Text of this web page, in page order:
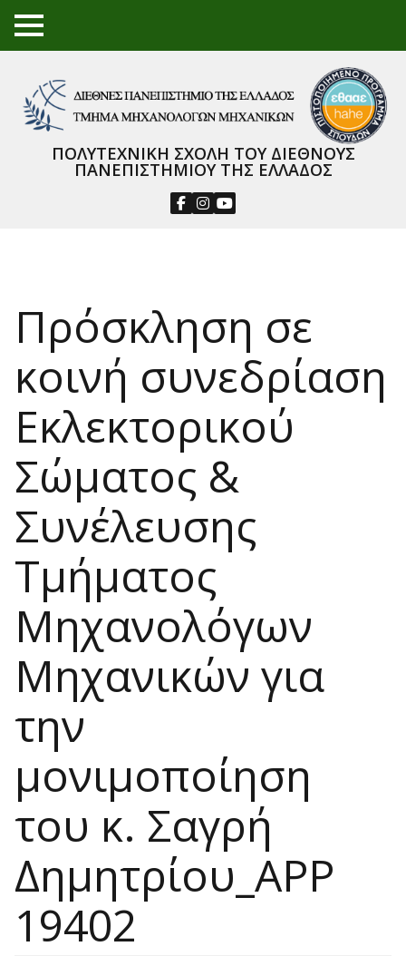
TO
GGL
NU
ΠΟΛΥΤΕΧΝΙΚΗ ΣΧΟΛΗ ΤΟΥ ΔΙΕΘΝΟΥΣ
ΠΑΝΕΠΙΣΤΗΜΙΟΥ ΤΗΣ ΕΛΛΑΔΟΣ
Πρόσκληση σε
κοινή συνεδρίαση
Εκλεκτορικού
Σώματος &
Συνέλευσης
Τμήματος
Μηχανολόγων
Μηχανικών για
την
μονιμοποίηση
του κ. Σαγρή
Δημητρίου_APP
19402